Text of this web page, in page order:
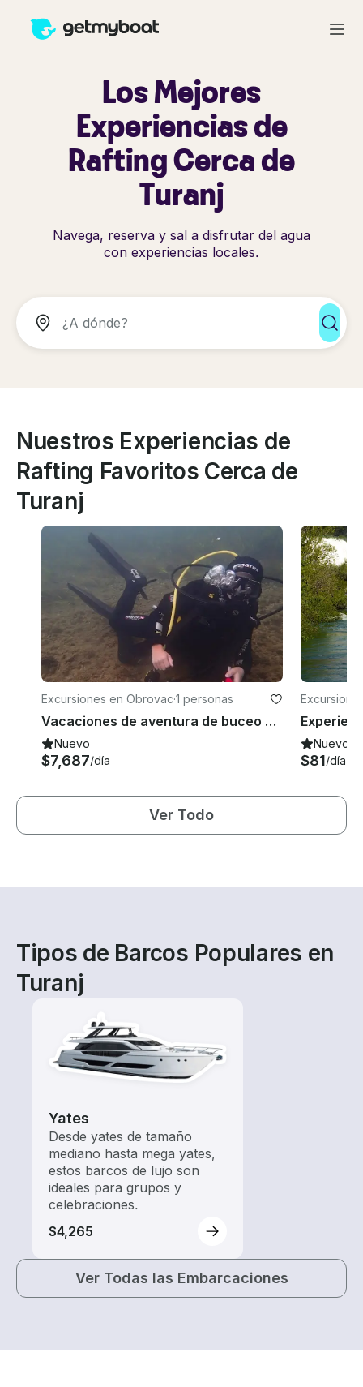
Los Mejores
Experiencias de
Rafting Cerca de
Turanj
Navega, reserva y sal a disfrutar del agua
con experiencias locales.
Nuestros Experiencias de
Rafting Favoritos Cerca de
Turanj
Excursiones en Obrovac·1 personas
Vacaciones de aventura de buceo de 7 días en Obrovac, Croacia
Nuevo
$7,687/día
Nuevo
$81/día
Ver Todo
Tipos de Barcos Populares en
Turanj
Yates
Desde yates de tamaño
mediano hasta mega yates,
estos barcos de lujo son
ideales para grupos y
celebraciones.
$4,265
Ver Todas las Embarcaciones